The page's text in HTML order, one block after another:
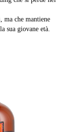
ma che mantiene
sua giovane età.